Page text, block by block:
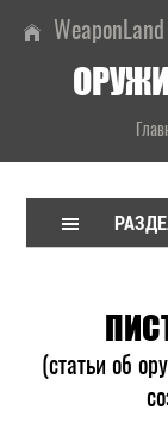
WeaponLand
(статьи об